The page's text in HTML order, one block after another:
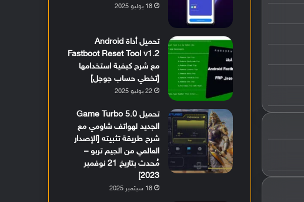
18 يوليو 2025
تحميل أداة Android
Fastboot Reset Tool v1.2
مع شرح كيفية استخدامها
[تخطي حساب جوجل]
22 يوليو 2025
تحميل Game Turbo 5.0
الجديد لهواتف شاومي مع
شرح طريقة تثبيته [الإصدار
العالمي من الجيم تربو –
مُحدث بتاريخ 21 نوفمبر
2023]
18 سبتمبر 2025